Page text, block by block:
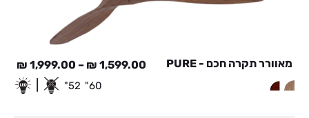
מאוורר תקרה חכם - PURE 1,599.00
₪
–
1,999.00
₪
60"
52"